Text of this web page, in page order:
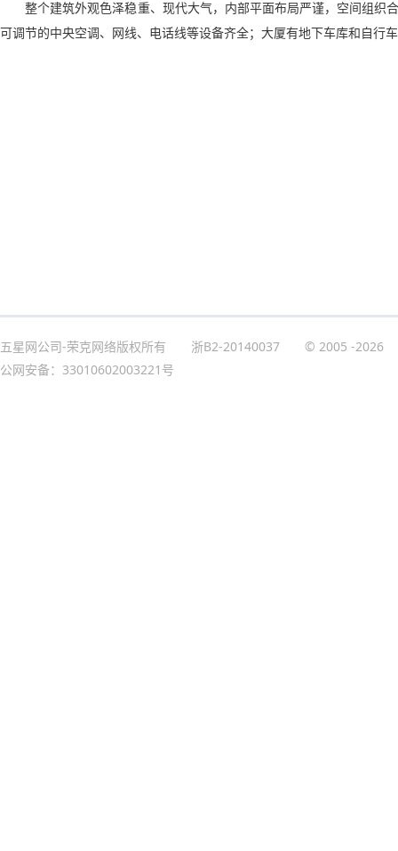
整个建筑外观色泽稳重、现代大气，内部平面布局严谨，空间组织
可调节的中央空调、网线、电话线等设备齐全；大厦有地下车库和自行
五星网公司-荣克网络版权所有 浙B2-20140037 © 2005 -2026
公网安备：33010602003221号